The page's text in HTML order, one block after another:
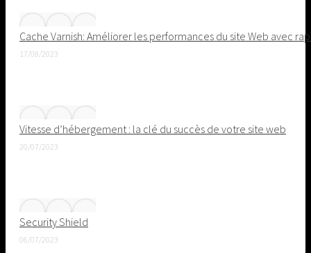
Cache Varnish: Améliorer les performances du site Web avec
17/08/2023
Vitesse d’hébergement : la clé du succès de votre site web
20/07/2023
Security Shield
06/07/2023